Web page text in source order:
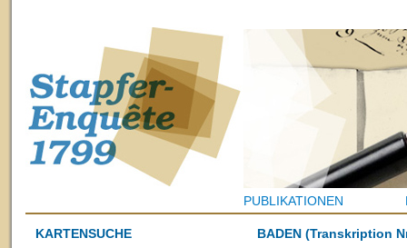
PUBLIKATIONEN
KARTENSUCHE
BADEN (Transkription